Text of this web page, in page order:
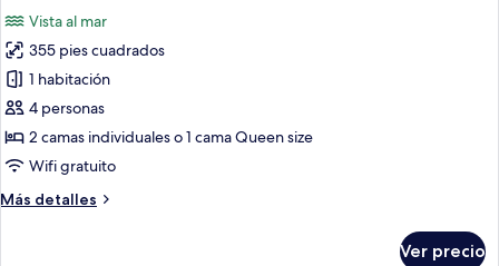
las
fotos
de
Suite
junior
(Bosphorus
Vista al mar
355 pies cuadrados
1 habitación
4 personas
2 camas individuales o 1 cama Queen size
Wifi gratuito
Más detalles
Más
Ver precio